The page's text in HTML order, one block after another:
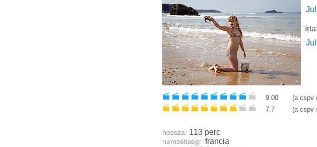
írta:
9.00 (a cspv
7.7
(a cspv
hossza: 113 perc
nemzetiség: francia